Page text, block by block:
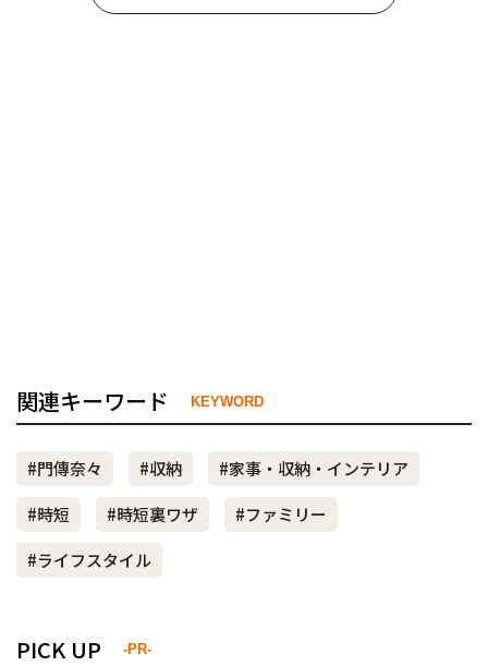
関連キーワード KEYWORD
#門傳奈々 #収納
#家事・収納・インテリア
#時短
#時短裏ワザ
#ファミリー
#ライフスタイル
PICK UP -PR-